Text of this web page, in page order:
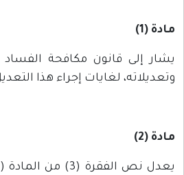
مادة (1)
وتعديلاته، لغايات إجراء هذا
مادة (2)